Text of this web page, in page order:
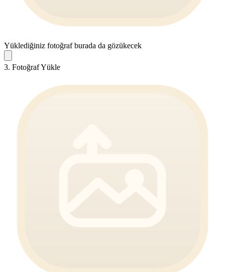
Yüklediğiniz fotoğraf burada da gözükecek
3. Fotoğraf Yükle